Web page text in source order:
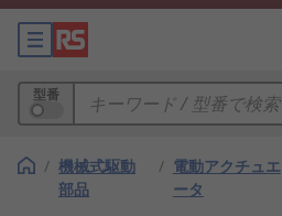
型番
/ 機械式駆動
部品
/ 電動アクチュエ
ータ